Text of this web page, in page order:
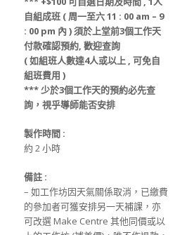
自組成班 ( 周一至六 11 : 00 am – 9
: 00 pm 內 )須於上堂前3個工作天
付款確認預約, 歡迎查詢
(如組班人數達4人或以上 , 可免自
組班費用 )
*** 少於3個工作天的預約必先查
詢，視乎導師能否安排
製作時間 :
約 2 小時
備註 :
– 如工作坊因天氣關係取消，已繳費
的參加者可獲安排另一天補課，亦
可改選 Make Centre 其他同價或以